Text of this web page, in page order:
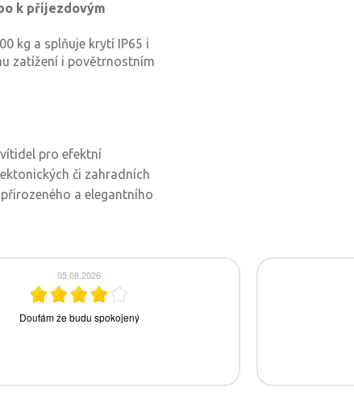
k příjezdovým
kg a splňuje krytí IP65 i
zatížení i povětrnostním
pro efektní
či zahradních
a elegantního